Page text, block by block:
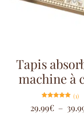
Tapis
machine à
5.00
sur 5
(1)
29.99€ –